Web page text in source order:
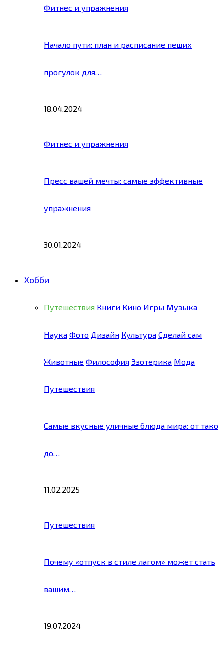
Фитнес и упражнения
Начало пути: план и расписание пеших
прогулок для…
18.04.2024
Фитнес и упражнения
Пресс вашей мечты: самые эффективные
упражнения
30.01.2024
Хобби
Путешествия Книги Кино Игры Музыка
Наука Фото Дизайн Культура Сделай сам
Животные Философия Эзотерика Мода
Путешествия
Самые вкусные уличные блюда мира: от тако
до…
11.02.2025
Путешествия
Почему «отпуск в стиле лагом» может стать
вашим…
19.07.2024